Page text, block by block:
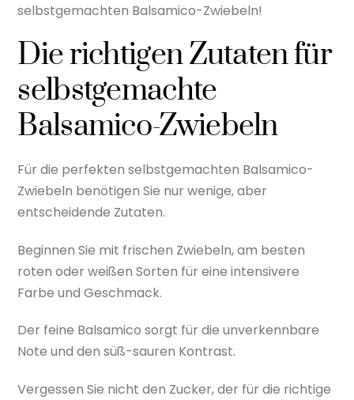
selbstgemachten Balsamico-Zwiebeln!
Die richtigen Zutaten für
selbstgemachte
Balsamico-Zwiebeln
Für die perfekten selbstgemachten Balsamico-
Zwiebeln benötigen Sie nur wenige, aber
entscheidende Zutaten.
Beginnen Sie mit frischen Zwiebeln, am besten
roten oder weißen Sorten für eine intensivere
Farbe und Geschmack.
Der feine Balsamico sorgt für die unverkennbare
Note und den süß-sauren Kontrast.
Vergessen Sie nicht den Zucker, der für die richtige